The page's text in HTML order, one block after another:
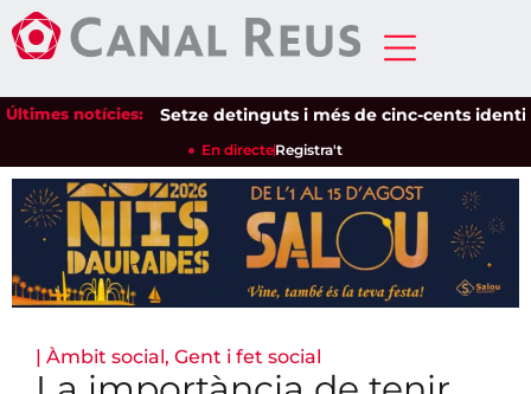
Últimes notícies:Setze detinguts i més de cinc-cents
En directeRegistra't
| Àmbit social, Gent i fet social